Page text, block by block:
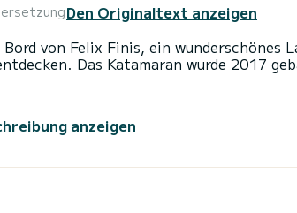
Den Originaltext anzeigen
Bord von Felix Finis, ein wunderschönes
14 Metern wird es Ihr perfekter
anzeigen